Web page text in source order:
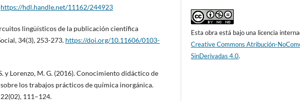
https://hdl.handle.net/11162/244923
lingüísticos de la publicación científica
34(3), 253-273. https://doi.org/10.11606/0103-
y Lorenzo, M. G. (2016). Conocimiento didáctico de
los trabajos prácticos de química inorgánica.
111–124.
Esta obra está bajo una licencia
Creative Commons Atribución-
SinDerivadas 4.0.